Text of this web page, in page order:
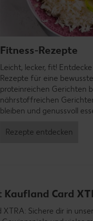
Fitness-Rezepte
Leicht, lecker, fit!
Rezepte für eine
proteinreichen Gerichten
nährstoffreichen
bleiben und genussvoll
Rezepte entdecken
Kaufland Card
Sichere dir in